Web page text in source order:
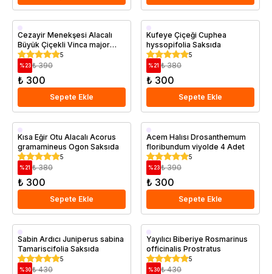
Saksıda
Cezayir Menekşesi Alacalı
Büyük Çiçekli Vinca major
Variegata Saksıda
5
%23 ₺ 390
₺ 300
Sepete Ekle
Saksıda
Kufeye Çiçeği Cuphea
hyssopifolia Saksıda
5
%21 ₺ 380
₺ 300
Sepete Ekle
Saksıda
Kısa Eğir Otu Alacalı Acorus
gramamineus Ogon Saksıda
5
%21 ₺ 380
₺ 300
Sepete Ekle
Saksıda
Acem Halısı Drosanthemum
floribundum viyolde 4 Adet
5
%23 ₺ 390
₺ 300
Sepete Ekle
Saksıda
Sabin Ardıcı Juniperus sabina
Tamariscifolia Saksıda
5
%30 ₺ 430
Saksıda
Yayılıcı Biberiye Rosmarinus
officinalis Prostratus
5
%30 ₺ 430